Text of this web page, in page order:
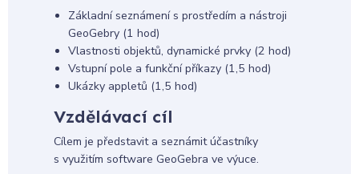
Základní seznámení s prostředím a nástroji
GeoGebry (1 hod)
Vlastnosti objektů, dynamické prvky (2 hod)
Vstupní pole a funkční příkazy (1,5 hod)
Ukázky appletů (1,5 hod)
Vzdělávací cíl
Cílem je představit a seznámit účastníky
s využitím software GeoGebra ve výuce.